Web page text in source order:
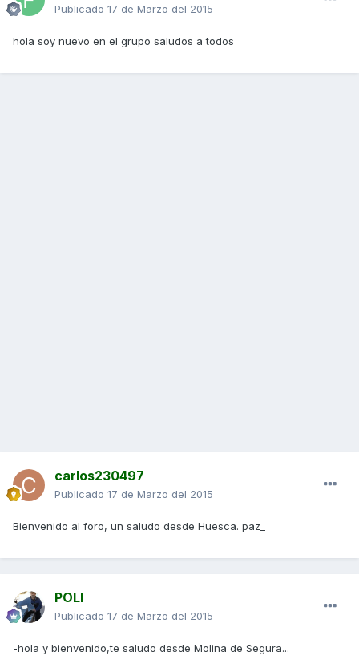
Publicado 17 de Marzo del 2015
hola soy nuevo en el grupo saludos a todos
carlos230497
Publicado 17 de Marzo del 2015
Bienvenido al foro, un saludo desde Huesca. paz_
POLI
Publicado 17 de Marzo del 2015
-hola y bienvenido,te saludo desde Molina de Segura...